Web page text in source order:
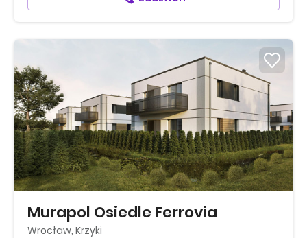
Murapol Osiedle Ferrovia
Wrocław, Krzyki